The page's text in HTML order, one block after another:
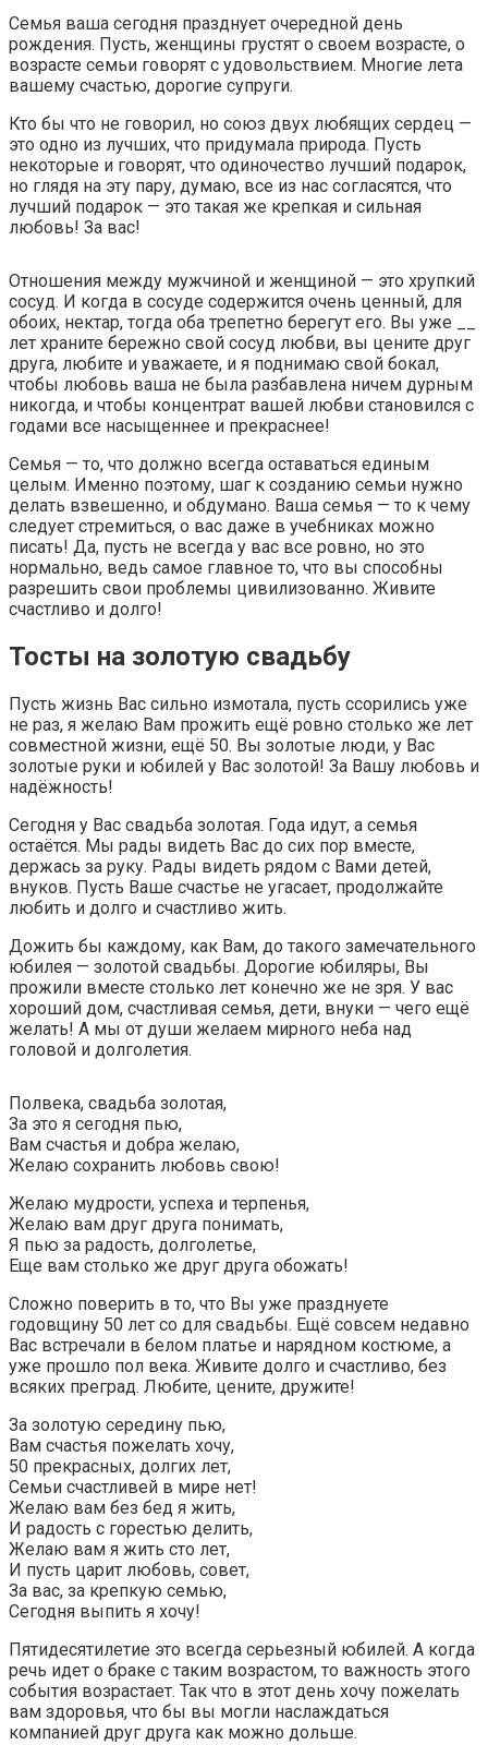
Семья ваша сегодня празднует очередной день
рождения. Пусть, женщины грустят о своем возрасте, о
возрасте семьи говорят с удовольствием. Многие лета
вашему счастью, дорогие супруги.
Кто бы что не говорил, но союз двух любящих сердец —
это одно из лучших, что придумала природа. Пусть
некоторые и говорят, что одиночество лучший подарок,
но глядя на эту пару, думаю, все из нас согласятся, что
лучший подарок — это такая же крепкая и сильная
любовь! За вас!
Отношения между мужчиной и женщиной — это хрупкий
сосуд. И когда в сосуде содержится очень ценный, для
обоих, нектар, тогда оба трепетно берегут его. Вы уже __
лет храните бережно свой сосуд любви, вы цените друг
друга, любите и уважаете, и я поднимаю свой бокал,
чтобы любовь ваша не была разбавлена ничем дурным
никогда, и чтобы концентрат вашей любви становился с
годами все насыщеннее и прекраснее!
Семья — то, что должно всегда оставаться единым
целым. Именно поэтому, шаг к созданию семьи нужно
делать взвешенно, и обдумано. Ваша семья — то к чему
следует стремиться, о вас даже в учебниках можно
писать! Да, пусть не всегда у вас все ровно, но это
нормально, ведь самое главное то, что вы способны
разрешить свои проблемы цивилизованно. Живите
счастливо и долго!
Тосты на золотую свадьбу
Пусть жизнь Вас сильно измотала, пусть ссорились уже
не раз, я желаю Вам прожить ещё ровно столько же лет
совместной жизни, ещё 50. Вы золотые люди, у Вас
золотые руки и юбилей у Вас золотой! За Вашу любовь и
надёжность!
Сегодня у Вас свадьба золотая. Года идут, а семья
остаётся. Мы рады видеть Вас до сих пор вместе,
держась за руку. Рады видеть рядом с Вами детей,
внуков. Пусть Ваше счастье не угасает, продолжайте
любить и долго и счастливо жить.
Дожить бы каждому, как Вам, до такого замечательного
юбилея — золотой свадьбы. Дорогие юбиляры, Вы
прожили вместе столько лет конечно же не зря. У вас
хороший дом, счастливая семья, дети, внуки — чего ещё
желать! А мы от души желаем мирного неба над
головой и долголетия.
Полвека, свадьба золотая,
За это я сегодня пью,
Вам счастья и добра желаю,
Желаю сохранить любовь свою!
Желаю мудрости, успеха и терпенья,
Желаю вам друг друга понимать,
Я пью за радость, долголетье,
Еще вам столько же друг друга обожать!
Сложно поверить в то, что Вы уже празднуете
годовщину 50 лет со для свадьбы. Ещё совсем недавно
Вас встречали в белом платье и нарядном костюме, а
уже прошло пол века. Живите долго и счастливо, без
всяких преград. Любите, цените, дружите!
За золотую середину пью,
Вам счастья пожелать хочу,
50 прекрасных, долгих лет,
Семьи счастливей в мире нет!
Желаю вам без бед я жить,
И радость с горестью делить,
Желаю вам я жить сто лет,
И пусть царит любовь, совет,
За вас, за крепкую семью,
Сегодня выпить я хочу!
Пятидесятилетие это всегда серьезный юбилей. А когда
речь идет о браке с таким возрастом, то важность этого
события возрастает. Так что в этот день хочу пожелать
вам здоровья, что бы вы могли наслаждаться
компанией друг друга как можно дольше.